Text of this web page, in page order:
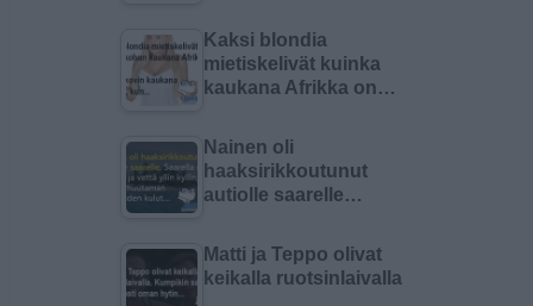
Kaksi blondia
mietiskelivät kuinka
kaukana Afrikka on…
Nainen oli
haaksirikkoutunut
autiolle saarelle…
Matti ja Teppo olivat
keikalla ruotsinlaivalla